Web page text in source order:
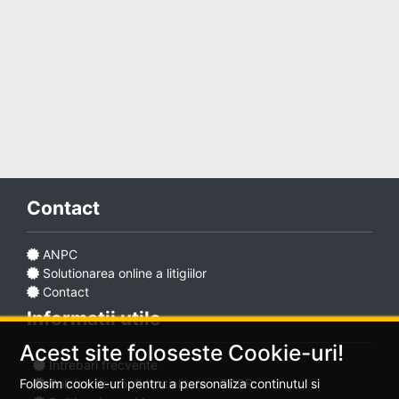
Favorite
Ajutor
Contact
ANPC
Solutionarea online a litigiilor
Contact
Informatii utile
Intrebari frecvente
Politica de confidentialitate - GDPR
Acest site foloseste Cookie-uri!
Folosim cookie-uri pentru a personaliza continutul si